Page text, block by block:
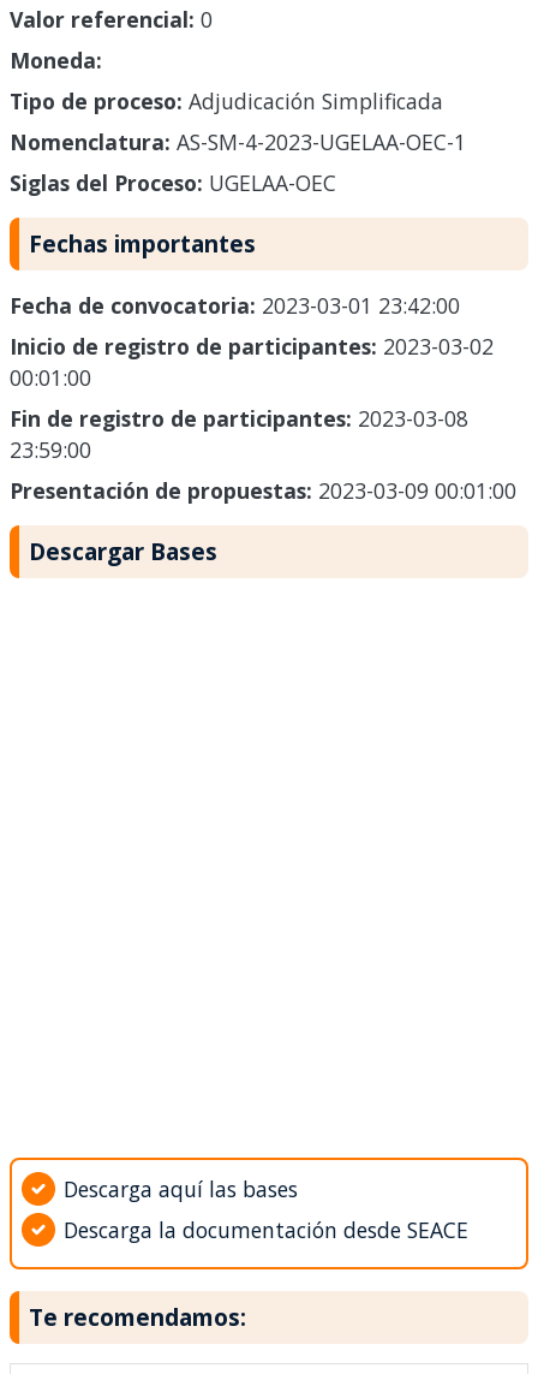
Valor referencial: 0
Moneda:
Tipo de proceso: Adjudicación Simplificada
Nomenclatura: AS-SM-4-2023-UGELAA-OEC-1
Siglas del Proceso: UGELAA-OEC
Fechas importantes
Fecha de convocatoria: 2023-03-01 23:42:00
Inicio de registro de participantes: 2023-03-02
00:01:00
Fin de registro de participantes: 2023-03-08
23:59:00
Presentación de propuestas: 2023-03-09 00:01:00
Descargar Bases
Descarga aquí las bases
Descarga la documentación desde SEACE
Te recomendamos: